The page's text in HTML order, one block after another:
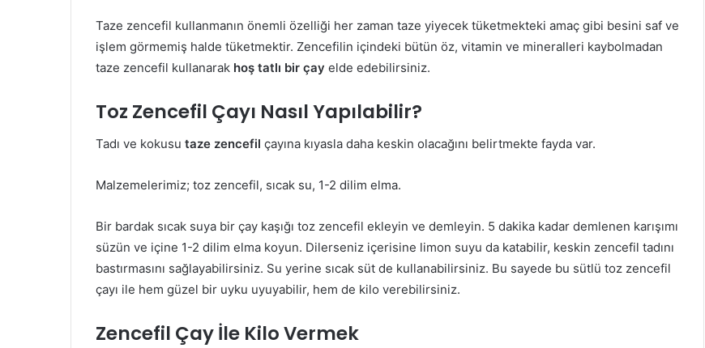
Taze zencefil kullanmanın önemli özelliği her zaman taze yiyecek tüketmekteki amaç gibi besini saf ve
işlem görmemiş halde tüketmektir. Zencefilin içindeki bütün öz, vitamin ve mineralleri kaybolmadan
taze zencefil kullanarak hoş tatlı bir çay elde edebilirsiniz.
Toz Zencefil Çayı Nasıl Yapılabilir?
Tadı ve kokusu taze zencefil çayına kıyasla daha keskin olacağını belirtmekte fayda var.
Malzemelerimiz; toz zencefil, sıcak su, 1-2 dilim elma.
Bir bardak sıcak suya bir çay kaşığı toz zencefil ekleyin ve demleyin. 5 dakika kadar demlenen karışımı
süzün ve içine 1-2 dilim elma koyun. Dilerseniz içerisine limon suyu da katabilir, keskin zencefil tadını
bastırmasını sağlayabilirsiniz. Su yerine sıcak süt de kullanabilirsiniz. Bu sayede bu sütlü toz zencefil
çayı ile hem güzel bir uyku uyuyabilir, hem de kilo verebilirsiniz.
Zencefil Çay İle Kilo Vermek